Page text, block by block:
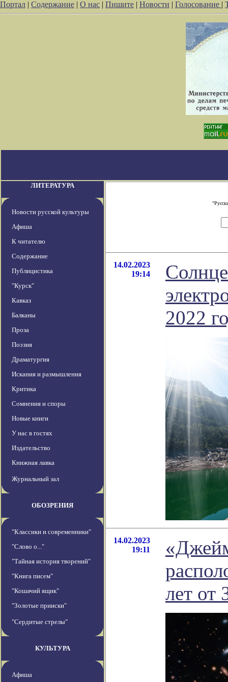
Портал | Содержание | О нас | Пишите | Новости | Голосование |
ЛИТЕРАТУРА
Новости русской культуры
Афиша
К читателю
Содержание
Публицистика
"Курск"
Кавказ
Балканы
Проза
Поэзия
Драматургия
Искания и размышления
Критика
Сомнения и споры
Новые книги
У нас в гостях
Издательство
Книжная лавка
Журнальный зал
ОБОЗРЕНИЯ
"Классики и современники"
"Слово о..."
"Тайная история творений"
"Книга писем"
"Кошачий ящик"
"Золотые прииски"
"Сердитые стрелы"
КУЛЬТУРА
Афиша
14.02.2023
19:14
2022
14.02.2023
19:11
лет от